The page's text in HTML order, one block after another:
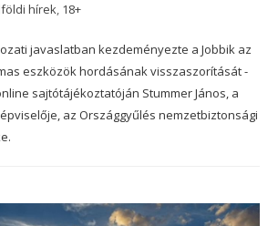
hírek, 18+
javaslatban kezdeményezte a Jobbik az
eszközök hordásának visszaszorítását -
sajtótájékoztatóján Stummer János, a
az Országgyűlés nemzetbiztonsági